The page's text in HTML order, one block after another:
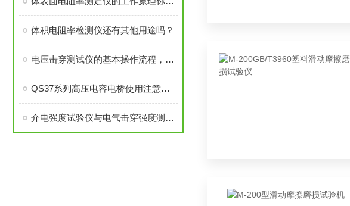
体积电阻率检测仪还有其他用途吗？
电压击穿测试仪的基本操作流程，想知道吗？
QS37系列高压电容电桥使用注意事项
介电强度试验仪与电气击穿强度测试仪原理介绍